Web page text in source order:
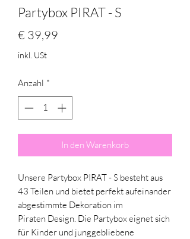
Partybox PIRAT - S
€ 39,99
inkl. USt
Anzahl *
In den Warenkorb
Unsere Partybox PIRAT - S besteht aus
43 Teilen und bietet perfekt aufeinander
abgestimmte Dekoration im
Piraten Design. Die Partybox eignet sich
für Kinder und junggebliebene